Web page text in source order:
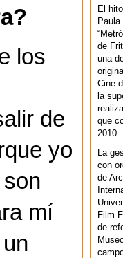
los
de
yo
mí
El
de
una
Cine
la
que
2010.
La
con
de
Film
de